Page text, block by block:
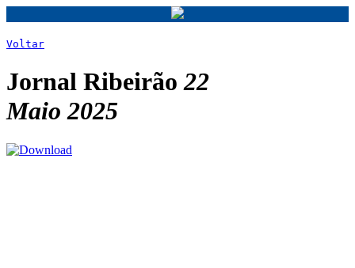
Voltar
Jornal Ribeirão 22
Maio 2025